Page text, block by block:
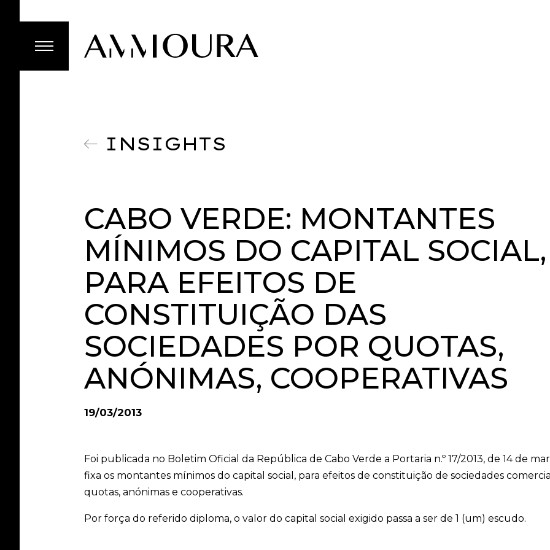
INSIGHTS
CABO VERDE: MONTANTES
MÍNIMOS DO CAPITAL SOCIAL,
PARA EFEITOS DE
CONSTITUIÇÃO DAS
SOCIEDADES POR QUOTAS,
ANÓNIMAS, COOPERATIVAS
19/03/2013
Foi publicada no Boletim Oficial da República de Cabo Verde a Portaria n.º 17/2013, de 14 de
fixa os montantes mínimos do capital social, para efeitos de constituição de sociedades
quotas, anónimas e cooperativas.
Por força do referido diploma, o valor do capital social exigido passa a ser de 1 (um) escudo.